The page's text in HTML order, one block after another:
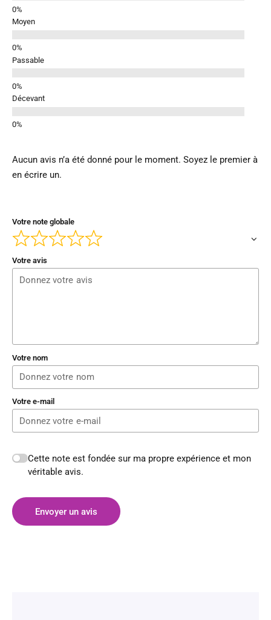
Moyen
Passable
Décevant
Aucun avis n’a été donné pour le moment. Soyez le premier à
en écrire un.
Votre note globale
Votre avis
Votre nom
Votre e-mail
Cette note est fondée sur ma propre expérience et mon
véritable avis.
Envoyer un avis